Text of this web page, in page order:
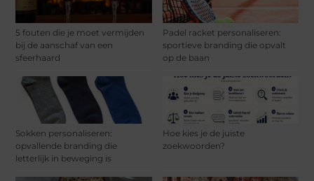
5 fouten die je moet vermijden
bij de aanschaf van een
sfeerhaard
Padel racket personaliseren:
sportieve branding die opvalt
op de baan
Sokken personaliseren:
opvallende branding die
letterlijk in beweging is
Hoe kies je de juiste
zoekwoorden?